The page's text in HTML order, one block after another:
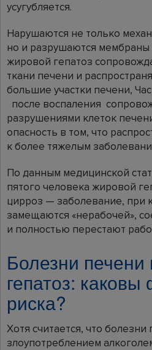
усугубляется.
Нарушаются не только
но и разрушаются мембраны
жировой гепатоз
ткани печени и
большие участки печени,
после воспаления
разрушениями клеток
опасность в том, что
к более тяжелым
По данным медицинской
пятого человека жировой
цирроз — заболевание, при
замещаются «нерабочей»,
и полностью перестают
Болезни
гепатоз:
риска?
Хотя считается, что
злоупотреблением